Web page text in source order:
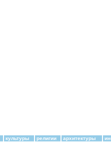
культуры религии архитектуры